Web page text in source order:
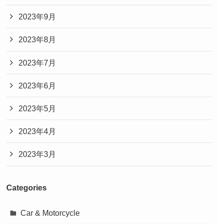
2023年9月
2023年8月
2023年7月
2023年6月
2023年5月
2023年4月
2023年3月
Categories
Car & Motorcycle